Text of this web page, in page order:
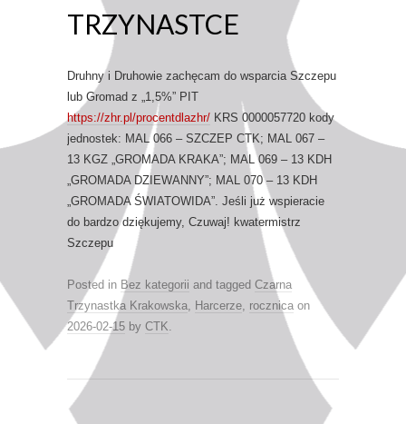
TRZYNASTCE
Druhny i Druhowie zachęcam do wsparcia Szczepu
lub Gromad z „1,5%” PIT
https://zhr.pl/procentdlazhr/ KRS 0000057720 kody
jednostek: MAL 066 – SZCZEP CTK; MAL 067 –
13 KGZ „GROMADA KRAKA”; MAL 069 – 13 KDH
„GROMADA DZIEWANNY”; MAL 070 – 13 KDH
„GROMADA ŚWIATOWIDA”. Jeśli już wspieracie
do bardzo dziękujemy, Czuwaj! kwatermistrz
Szczepu
Posted in Bez kategorii and tagged Czarna
Trzynastka Krakowska, Harcerze, rocznica on
2026-02-15 by CTK.